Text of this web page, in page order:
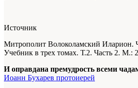
Источник
Митрополит Волоколамский Иларион.
Учебник в трех томах. Т.2. Часть 2. М.:
И оправдана премудрость всеми
Иоанн Бухарев протоиерей